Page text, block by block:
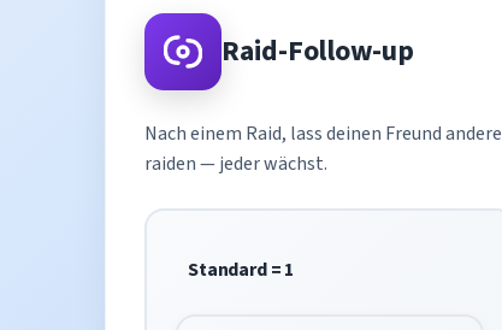
Raid-Follow-up
Nach einem Raid, lass deinen Freund andere
raiden — jeder wächst.
Standard = 1